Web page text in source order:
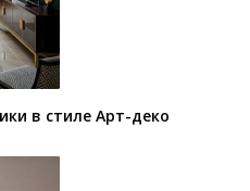
в стиле Арт-деко